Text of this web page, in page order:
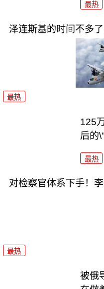
最热
泽连斯基的时间不多
最热
125
后的
最热
对检察官体系下手！
最热
被俄